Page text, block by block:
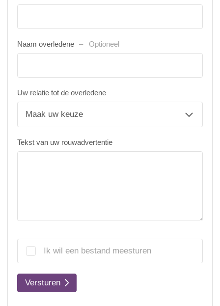
Naam overledene Optioneel
Uw relatie tot de overledene
Tekst van uw rouwadvertentie
Ik wil een bestand meesturen
Versturen